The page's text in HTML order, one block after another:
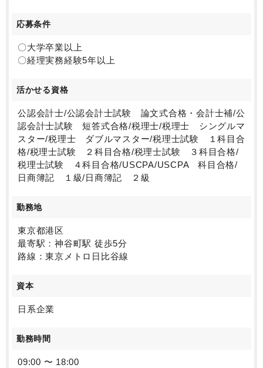
〇働き方について
フレックスタイム制度や在宅勤務を導入しており、柔
軟な働き方が可能です。
ーマンスを最大限に発揮できる環境が整っています。
また、少数精鋭の組織だからこそ、一人ひとりの裁量
も大きく、効率的に仕事を進められる点も魅力です。
メリハリをつけて働きながら、スキルアップと働きや
すさの両立を実現できます。
応募条件
〇大学卒業以上
〇経理実務経験5年以上
活かせる資格
公認会計士/公認会計士試験 論文式合格・会計士補/公
認会計士試験 短答式合格/税理士/税理士 シングルマ
スター/税理士 ダブルマスター/税理士試験 １科目合
格/税理士試験 ２科目合格/税理士試験 ３科目合格/
税理士試験 ４科目合格/USCPA/USCPA 科目合格/
日商簿記 １級/日商簿記 ２級
勤務地
東京都港区
最寄駅：神谷町駅 徒歩5分
路線：東京メトロ日比谷線
資本
日系企業
勤務時間
09:00 〜 18:00